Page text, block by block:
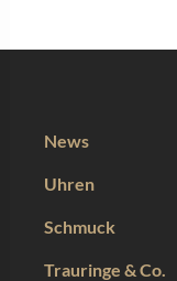
News
Uhren
Schmuck
Trauringe & Co.